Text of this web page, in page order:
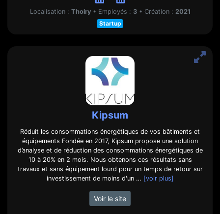
Localisation : Thoiry • Employés : 3 • Création : 2021
Startup
Kipsum
Réduit les consommations énergétiques de vos bâtiments et
équipements Fondée en 2017, Kipsum propose une solution
d’analyse et de réduction des consommations énergétiques de
10 à 20% en 2 mois. Nous obtenons ces résultats sans
travaux et sans équipement lourd pour un temps de retour sur
investissement de moins d'un … [voir plus]
Voir le site